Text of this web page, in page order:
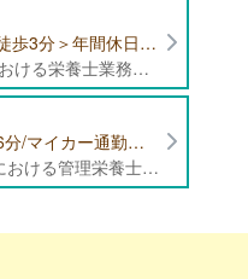
【大田区】＜「長原駅」より徒歩3分＞年間休日120日以上/最大10連休取得可能/日勤帯勤務のみ 認可保育園（定員73名）にて、栄養士の募集！
＜認可保育園（定員73名）における栄養士業務全般＞ ・調理（朝おやつ・給食・おやつ・補食） ・盛付け、片づけ ・食育、保育室への給食ラウンド、事務業務 ・調理室のお掃除、備蓄の確認、発注など ※定員:73名(0歳児6名、1歳歳児10名、2歳児12名、3歳-5歳児各15名)
【練馬区】氷川台駅より徒歩6分/マイカー通勤可能/年間休日120日/賞与高水準 認可保育園（定員101名）にて管理栄養士・栄養士・調理師募集！
＜認可保育園（定員101名）における管理栄養士・栄養士・調理師業務全般＞ ・調理業務全般 ・離乳食、アレルギー除去食対応 ・食育活動